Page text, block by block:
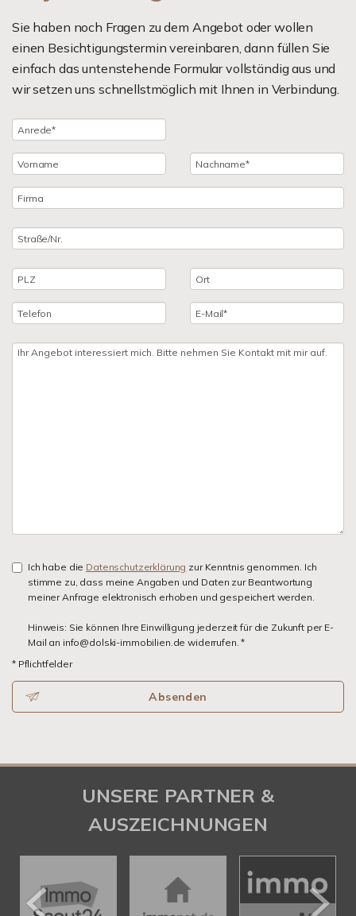
Sie haben noch Fragen zu dem Angebot oder wollen
einen Besichtigungstermin vereinbaren, dann füllen Sie
einfach das untenstehende Formular vollständig aus und
wir setzen uns schnellstmöglich mit Ihnen in Verbindung.
Ich habe die Datenschutzerklärung zur Kenntnis genommen. Ich
stimme zu, dass meine Angaben und Daten zur Beantwortung
meiner Anfrage elektronisch erhoben und gespeichert werden.
Hinweis: Sie können Ihre Einwilligung jederzeit für die Zukunft per E-
Mail an info@dolski-immobilien.de widerrufen. *
* Pflichtfelder
Absenden
UNSERE PARTNER &
AUSZEICHNUNGEN